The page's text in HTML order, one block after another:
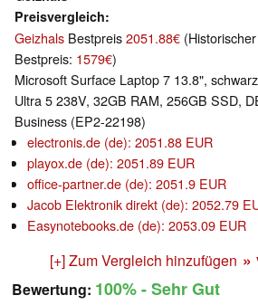
Preisvergleich
Geizhals Bestpreis2051.88€ (Historischer
Bestpreis: 1579€)
Microsoft Surface Laptop 7 13.8",
Ultra 5 238V, 32GB RAM, 256GB SSD,
Business (EP2-22198)
electronis.de (de): 2051.88 EUR
playox.de (de): 2051.89 EUR
office-partner.de (de): 2051.9 EUR
Jacob Elektronik direkt (de): 2052.79
Easynotebooks.de (de): 2053.09 EUR
[+] Zum Vergleich hinzufügen »
Bewertung: 100%- Sehr Gut